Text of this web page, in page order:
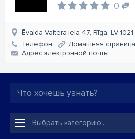
0
Ēvalda Valtera iela 47, Rīga, LV-1021
Телефон
Домашняя страница
Aдрес электронной почты